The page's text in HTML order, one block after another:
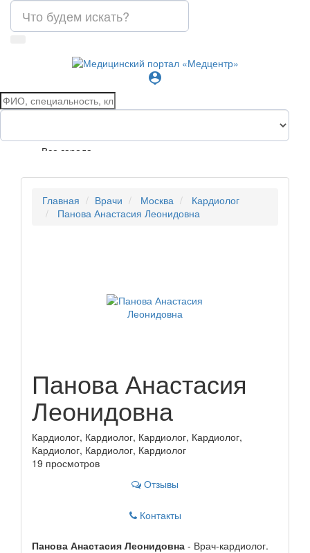
person_pin
Все города
Главная Врачи Москва
Кардиолог
Панова Анастасия Леонидовна
Панова Анастасия
Леонидовна
Кардиолог, Кардиолог, Кардиолог, Кардиолог,
Кардиолог, Кардиолог, Кардиолог
19 просмотров
Отзывы
Контакты
Панова Анастасия Леонидовна - Врач-кардиолог.